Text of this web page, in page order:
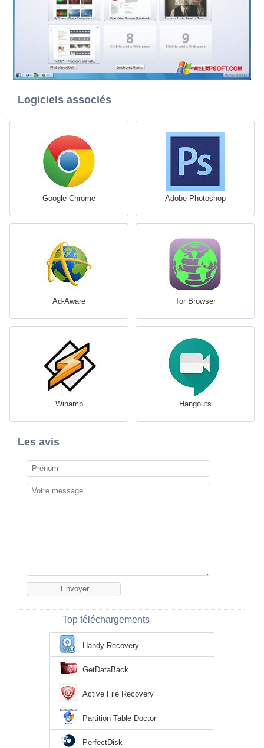
Logiciels associés
Google Chrome Adobe Photoshop
Ad-Aware Tor Browser
Winamp Hangouts
Les avis
Top téléchargements
Handy Recovery
GetDataBack
Active File Recovery
Partition Table Doctor
PerfectDisk